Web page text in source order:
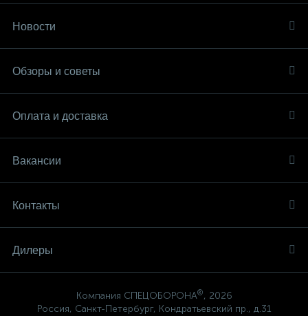
Новости
Обзоры и советы
Оплата и доставка
Вакансии
Контакты
Дилеры
Компания СПЕЦОБОРОНА®, 2026
Россия, Санкт-Петербург, Кондратьевский пр., д.31